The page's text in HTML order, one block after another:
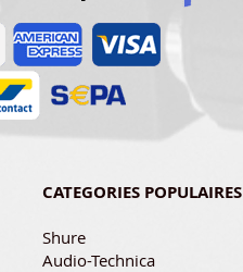
CATEGORIES POPULAIRES
Shure
Audio-Technica